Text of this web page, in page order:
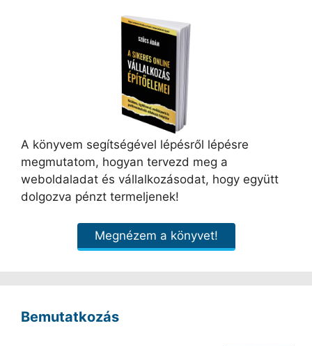
A könyvem segítségével lépésről lépésre
megmutatom, hogyan tervezd meg a
weboldaladat és vállalkozásodat, hogy együtt
dolgozva pénzt termeljenek!
Megnézem a könyvet!
Bemutatkozás